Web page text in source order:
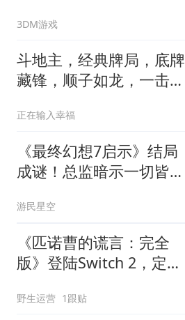
3DM游戏
斗地主，经典牌局，底牌
藏锋，顺子如龙，一击封
正在输入幸福
《最终幻想7启示》结局
成谜！总监暗示一切皆有
游民星空
《匹诺曹的谎言：完全
版》登陆Switch 2，定价
月
野生运营 1跟贴